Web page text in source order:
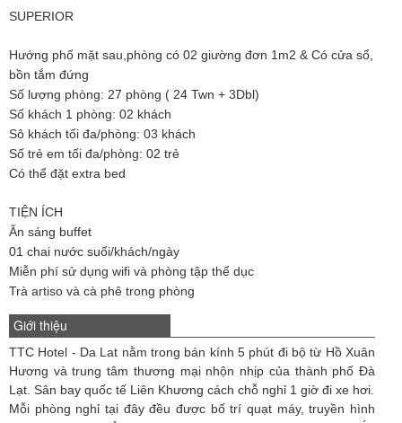
SUPERIOR
Hướng phố mặt sau,phòng có 02 giường đơn 1m2 & Có cửa sổ,
bồn tắm đứng
Số lượng phòng: 27 phòng ( 24 Twn + 3Dbl)
Số khách 1 phòng: 02 khách
Sô khách tối đa/phòng: 03 khách
Số trẻ em tối đa/phòng: 02 trẻ
Có thể đặt extra bed
TIỆN ÍCH
Ăn sáng buffet
01 chai nước suối/khách/ngày
Miễn phí sử dụng wifi và phòng tập thể dục
Trà artiso và cà phê trong phòng
Giới thiệu
TTC Hotel - Da Lat nằm trong bán kính 5 phút đi bộ từ Hồ Xuân
Hương và trung tâm thương mại nhộn nhịp của thành phố Đà
Lạt. Sân bay quốc tế Liên Khương cách chỗ nghỉ 1 giờ đi xe hơi.
Mỗi phòng nghỉ tại đây đều được bố trí quạt máy, truyền hình